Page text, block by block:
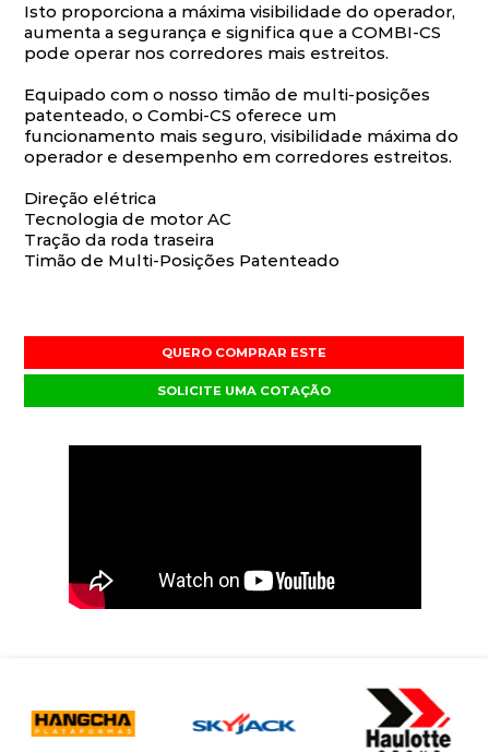
Isto proporciona a máxima visibilidade do operador,
aumenta a segurança e significa que a COMBI-CS
pode operar nos corredores mais estreitos.
Equipado com o nosso timão de multi-posições
patenteado, o Combi-CS oferece um
funcionamento mais seguro, visibilidade máxima do
operador e desempenho em corredores estreitos.
Direção elétrica
Tecnologia de motor AC
Tração da roda traseira
Timão de Multi-Posições Patenteado
QUERO COMPRAR ESTE
SOLICITE UMA COTAÇÃO